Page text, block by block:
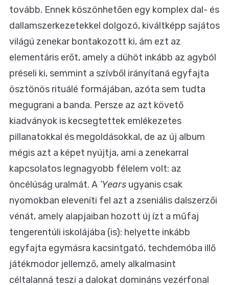
tovább. Ennek köszönhetően egy komplex dal- és
dallamszerkezetekkel dolgozó, kiváltképp sajátos
világú zenekar bontakozott ki, ám ezt az
elementáris erőt, amely a dühöt inkább az agyból
préseli ki, semmint a szívből irányítaná egyfajta
ösztönös rituálé formájában, azóta sem tudta
megugrani a banda. Persze az azt követő
kiadványok is kecsegtettek emlékezetes
pillanatokkal és megoldásokkal, de az új album
mégis azt a képet nyújtja, ami a zenekarral
kapcsolatos legnagyobb félelem volt: az
öncélúság uralmát. A ’Years ugyanis csak
nyomokban eleveníti fel azt a zseniális dalszerzői
vénát, amely alapjaiban hozott új ízt a műfaj
tengerentúli iskolájába (is): helyette inkább
egyfajta egymásra kacsintgató, techdemóba illő
játékmodor jellemző, amely alkalmasint
céltalanná teszi a dalokat domináns vezérfonal